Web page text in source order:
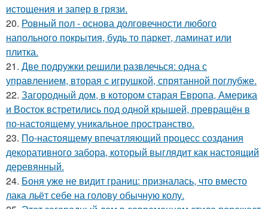
истощения и запер в грязи.
20. Ровный пол - основа долговечности любого
напольного покрытия, будь то паркет, ламинат или
плитка.
21. Две подружки решили развлечься: одна с
управлением, вторая с игрушкой, спрятанной поглубже.
22. Загородный дом, в котором старая Европа, Америка
и Восток встретились под одной крышей, превращён в
по-настоящему уникальное пространство.
23. По-настоящему впечатляющий процесс создания
декоративного забора, который выглядит как настоящий
деревянный.
24. Боня уже не видит границ: призналась, что вместо
лака льёт себе на голову обычную колу.